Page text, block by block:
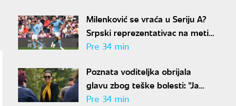
Milenković se vraća u Seriju A?
Srpski reprezentativac na meti
italijanskog velikana
Pre 34 min
Poznata voditeljka obrijala
glavu zbog teške bolesti: "Ja
sam živi dokaz da se trauma
Pre 34 min